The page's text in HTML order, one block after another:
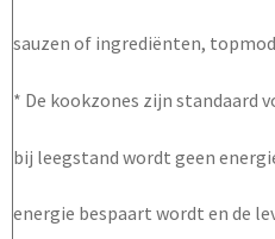
sauzen of ingrediënten,
* De kookzones zijn standaard
bij leegstand wordt geen
energie bespaart wordt en de